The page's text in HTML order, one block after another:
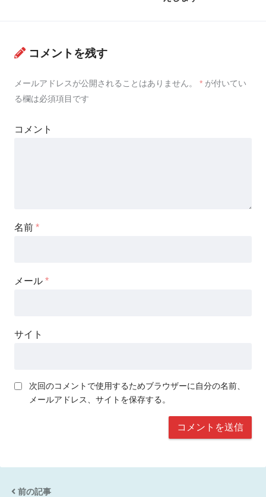
コメントを残す
メールアドレスが公開されることはありません。 * が付いてい
る欄は必須項目です
コメント
名前 *
メール *
サイト
次回のコメントで使用するためブラウザーに自分の名前、
メールアドレス、サイトを保存する。
前の記事